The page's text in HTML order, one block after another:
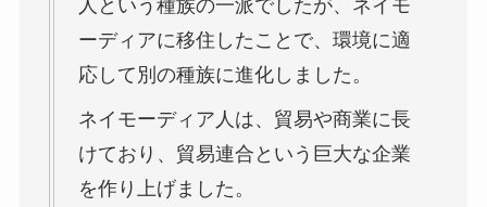
人という種族の一派でしたが、ネイモ
ーディアに移住したことで、環境に適
応して別の種族に進化しました。
ネイモーディア人は、貿易や商業に長
けており、貿易連合という巨大な企業
を作り上げました。